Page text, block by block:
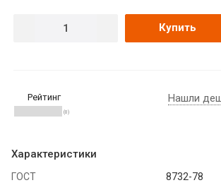
Купить
Рейтинг
(0)
Нашли
Характеристики
ГОСТ
8732-78